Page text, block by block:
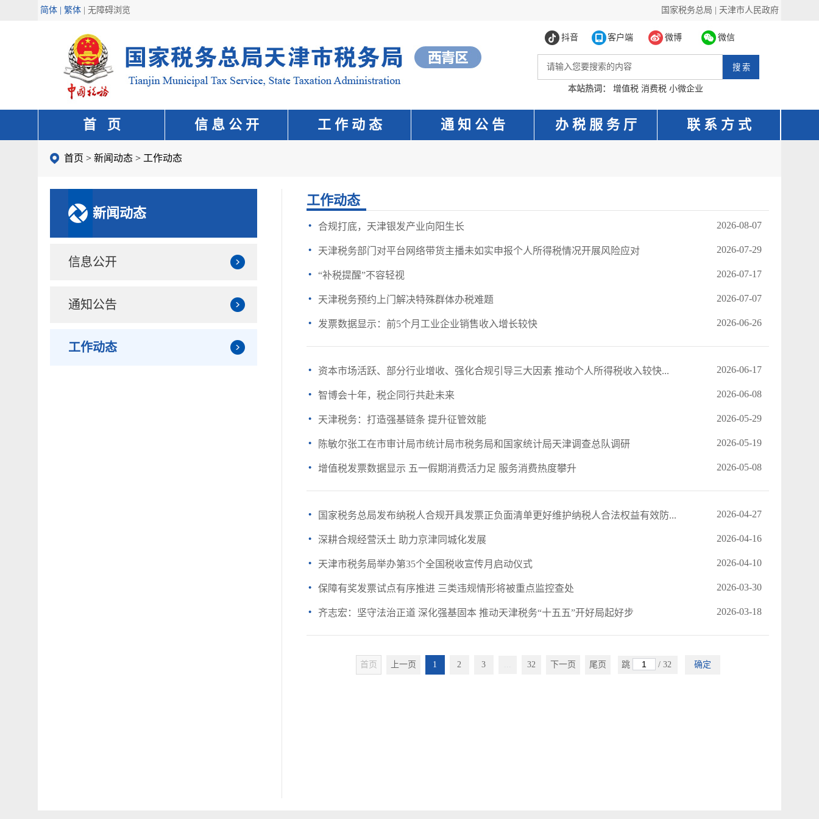
简体 | 繁体 无障碍浏览 国家税务总局 天津市人民政府
抖音 客户端 微博 微信
本站热词： 增值税 消费税 小微企业
首 页 信 息 公 开 工 作 动 态 通 知 公 告 办 税 服 务 厅 联 系 方 式
首页 > 新闻动态 > 工作动态
新闻动态
信息公开
通知公告
工作动态